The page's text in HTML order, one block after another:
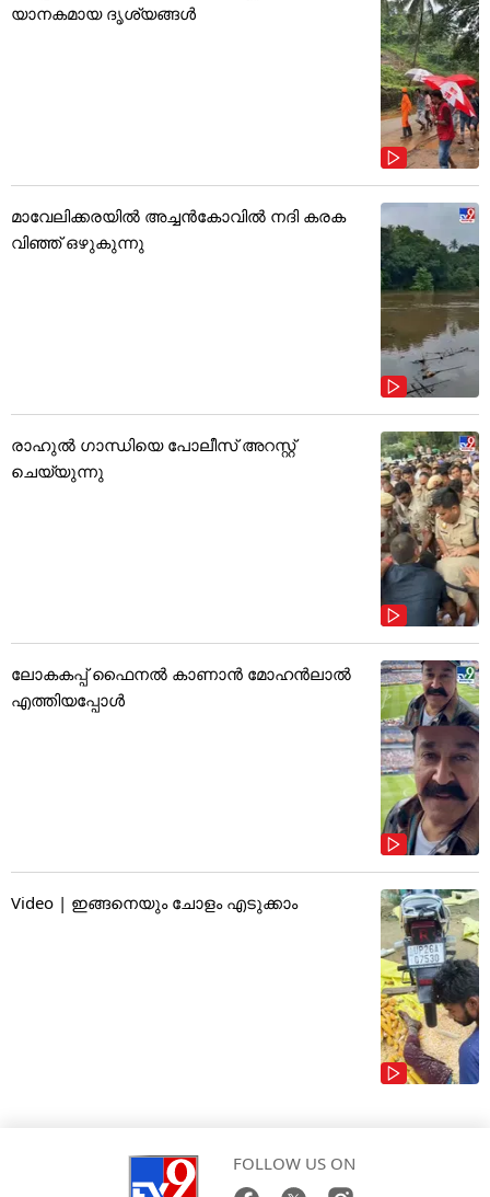
യാനകമായ ദൃശ്യങ്ങൾ
മാവേലിക്കരയിൽ അച്ചൻകോവിൽ നദി കരക
വിഞ്ഞ് ഒഴുകുന്നു
രാഹുൽ ഗാന്ധിയെ പോലീസ് അറസ്റ്റ്
ചെയ്യുന്നു
ലോകകപ്പ് ഫൈനൽ കാണാൻ മോഹൻലാൽ
എത്തിയപ്പോൾ
Video | ഇങ്ങനെയും ചോളം എടുക്കാം
FOLLOW US ON